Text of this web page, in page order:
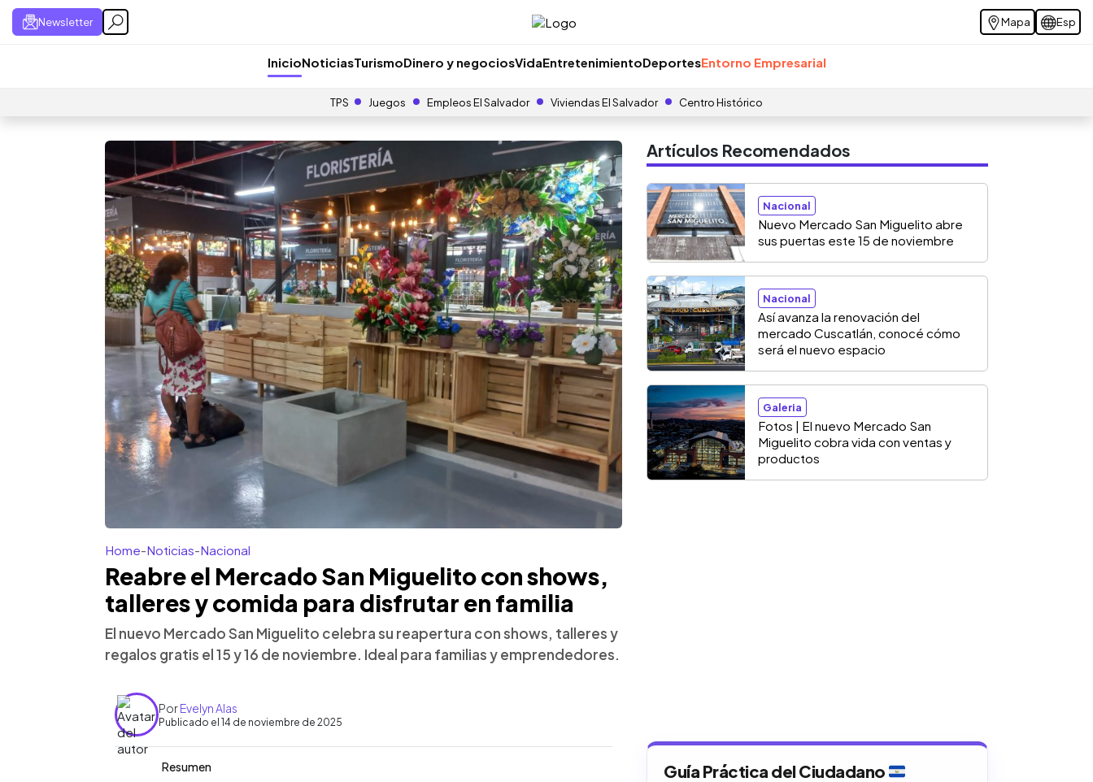
Newsletter Mapa Esp
InicioNoticiasTurismoDinero y negociosVidaEntretenimientoDeportesEntorno Empresarial
TPS Juegos Empleos El Salvador Viviendas El Salvador Centro Histórico
Home-Noticias-Nacional
Reabre el Mercado San Miguelito con shows,
talleres y comida para disfrutar en familia
El nuevo Mercado San Miguelito celebra su reapertura con shows, talleres y
regalos gratis el 15 y 16 de noviembre. Ideal para familias y emprendedores.
PorEvelyn Alas
Publicado el 14 de noviembre de 2025
Resumen
Artículos Recomendados
Nacional
Nuevo Mercado San Miguelito abre
sus puertas este 15 de noviembre
Nacional
Así avanza la renovación del
mercado Cuscatlán, conocé cómo
será el nuevo espacio
Galeria
Fotos | El nuevo Mercado San
Miguelito cobra vida con ventas y
productos
Guía Práctica del Ciudadano